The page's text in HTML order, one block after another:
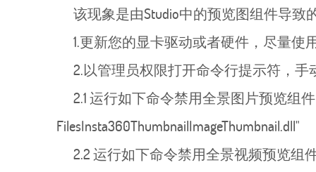
该现象是由Studio中的预览图组件导致
1.更新您的显卡驱动或者硬件，尽量使
2.以管理员权限打开命令行提示符，手
2.1 运行如下命令禁用全景图片预览组件
FilesInsta360ThumbnailImageThumbnail.dll"
2.2 运行如下命令禁用全景视频预览组件